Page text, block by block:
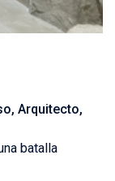
Arquitecto,
batalla